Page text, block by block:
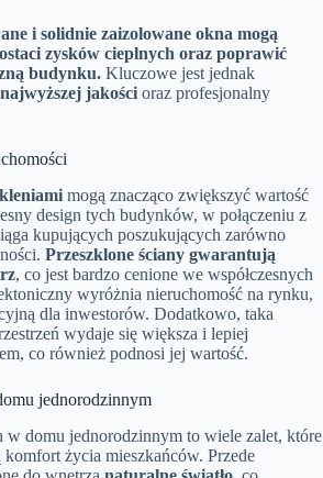
i solidnie zaizolowane okna mogą
zysków cieplnych oraz poprawić
budynku. Kluczowe jest jednak
jakości oraz profesjonalny
mogą znacząco zwiększyć wartość
design tych budynków, w połączeniu z
kupujących poszukujących zarówno
Przeszklone ściany gwarantują
, co jest bardzo cenione we współczesnych
wyróżnia nieruchomość na rynku,
dla inwestorów. Dodatkowo, taka
wydaje się większa i lepiej
co również podnosi jej wartość.
jednorodzinnym
w domu jednorodzinnym to wiele zalet, które
życia mieszkańców. Przede